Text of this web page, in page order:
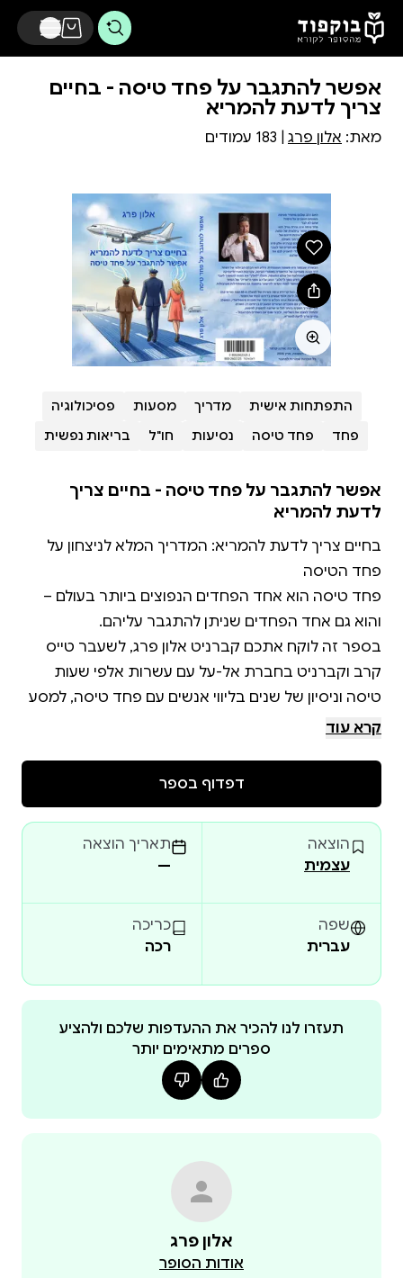
דלג לתוכן הראשי
אפשר להתגבר על פחד טיסה - בחיים
צריך לדעת להמריא
מאת: אלון פרג
התפתחות אישית מדריך מסעות
פסיכולוגיה
פחד
פחד טיסה נסיעות חו"ל בריאות נפשית
אפשר להתגבר על פחד טיסה - בחיים צריך
לדעת להמריא
בחיים צריך לדעת להמריא: המדריך המלא לניצחון על
פחד טיסה הוא אחד הפחדים הנפוצים ביותר בעולם –
בספר זה לוקח אתכם קברניט אלון פרג, לשעבר טייס
קרב וקברניט בחברת אל-על עם עשרות אלפי שעות
טיסה וניסיון של שנים בליווי אנשים עם פחד טיסה, למסע
מרתק שמשלב פסיכולוגיה, הבנת המוח האנושי והסברים
באמת קורה במטוס, ולמה הפחד מרגיש כל כך אמיתי גם
הידע שבספר מעניק שליטה, והשליטה היא המפתח
מה באמת קורה בזמן המראה, רעידות, רעשים
זהו ספר על פחד טיסה – אבל לא פחות מכך, זהו ספר
אם פחד הטיסה מגביל אתכם, הספר הזה יכול להיות
הצעד הראשון שלכם בדרך להמריא ללא פחד.
קרא עוד
דפדוף בספר
הוצאה
עצמית
תאריך הוצאה
—
שפה
עברית
כריכה
רכה
תעזרו לנו להכיר את ההעדפות שלכם ולהציע
ספרים מתאימים יותר
אלון פרג
אודות הסופר